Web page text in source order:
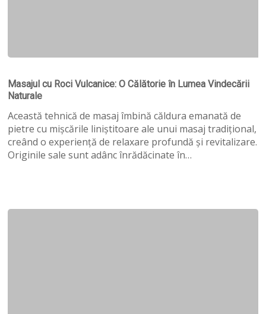
cu
Roci
Vulcanice:
O
Călătorie
în
Lumea
Masajul cu Roci Vulcanice: O Călătorie în Lumea Vindecării
Naturale
Această tehnică de masaj îmbină căldura emanată de
pietre cu mișcările liniștitoare ale unui masaj tradițional,
creând o experiență de relaxare profundă și revitalizare.
Originile sale sunt adânc înrădăcinate în…